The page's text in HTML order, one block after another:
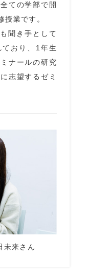
ての学部で開
授業です。
聞き手として
おり、1年生
ナールの研究
志望するゼミ
未来さん